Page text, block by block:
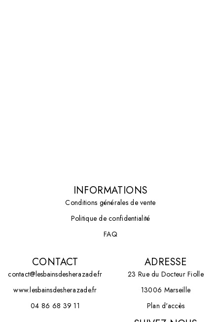
CONTACT
contact@lesbainsdesherazade.fr
www.lesbainsdesherazade.fr
04 86 68 39 11
ADRESSE
23 Rue du Docteur Fiolle
13006 Marseille
Plan d'accès
INFORMATIONS
Conditions générales de vente
Politique de confidentialité
FAQ